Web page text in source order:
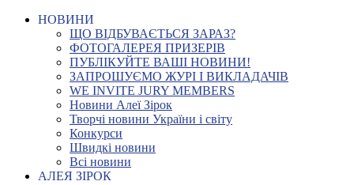
НОВИНИ
ЩО ВІДБУВАЄТЬСЯ ЗАРАЗ?
ФОТОГАЛЕРЕЯ ПРИЗЕРІВ
ПУБЛІКУЙТЕ ВАШІ НОВИНИ!
ЗАПРОШУЄМО ЖУРІ І ВИКЛАДАЧІВ
WE INVITE JURY MEMBERS
Новини Алеї Зірок
Творчі новини України і світу
Конкурси
Швидкі новини
Всі новини
АЛЕЯ ЗІРОК